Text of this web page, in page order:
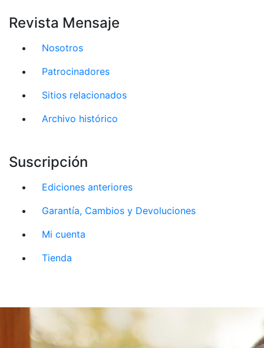
Revista Mensaje
Nosotros
Patrocinadores
Sitios relacionados
Archivo histórico
Suscripción
Ediciones anteriores
Garantía, Cambios y Devoluciones
Mi cuenta
Tienda